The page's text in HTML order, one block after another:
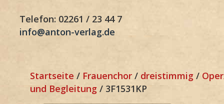
Telefon: 02261 / 23 44 7
info@anton-verlag.de
Startseite / Frauenchor / dreistimmig /
und Begleitung / 3F1531KP